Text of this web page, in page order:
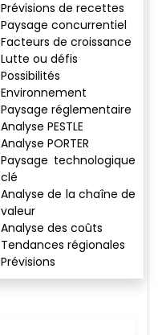
Prévisions de recettes
Paysage concurrentiel
Facteurs de croissance
Lutte ou défis
Possibilités
Environnement
Paysage réglementaire
Analyse PESTLE
Analyse PORTER
Paysage technologique
clé
Analyse de la chaîne de
valeur
Analyse des coûts
Tendances régionales
Prévisions